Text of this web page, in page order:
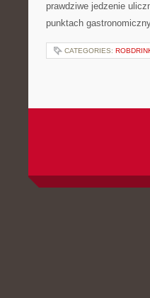
prawdziwe jedzenie
punktach
CATEGORIES: